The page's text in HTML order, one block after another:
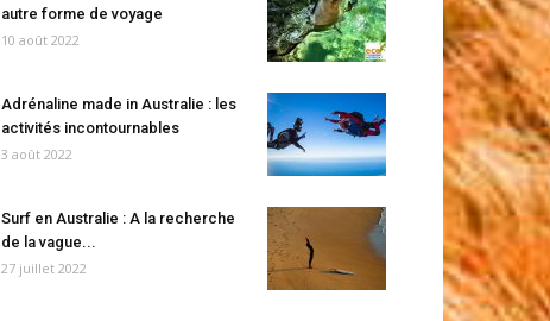
autre forme de voyage
10 août 2022
Adrénaline made in Australie : les
activités incontournables
3 août 2022
Surf en Australie : A la recherche
de la vague...
27 juillet 2022